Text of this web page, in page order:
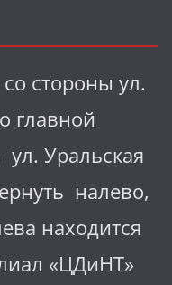
стороны ул.
главной
ул. Уральская
налево,
находится
«ЦДиНТ»